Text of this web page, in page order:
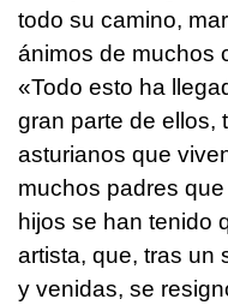
todo su camino,
ánimos de muchos
«Todo esto ha
gran parte de ellos,
asturianos que
muchos padres
hijos se han tenido
artista, que, tras un
y venidas, se